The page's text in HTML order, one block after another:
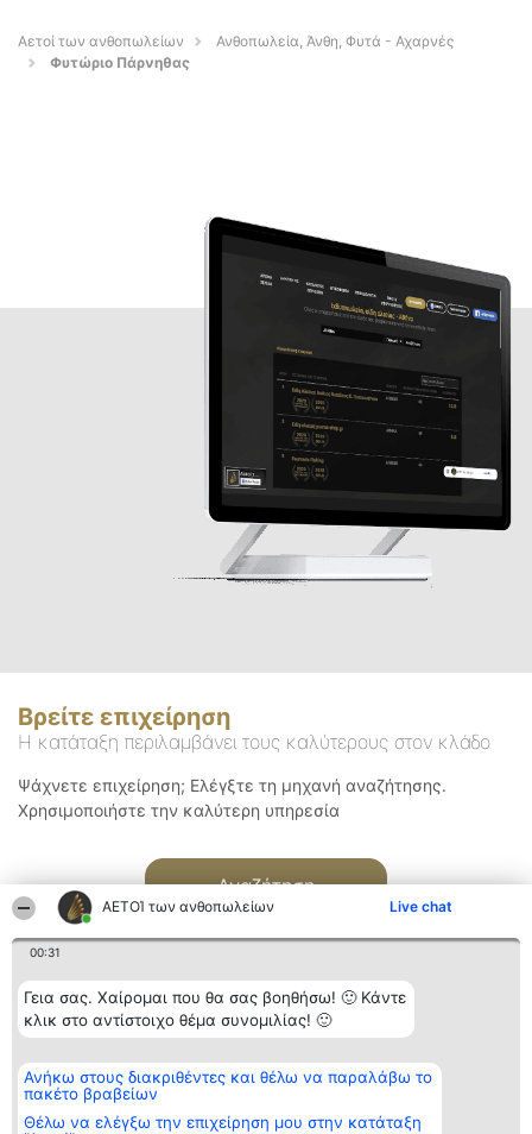
ΑΕΤΟΊ των ανθοπωλείων Live chat
00:31
Γεια σας. Χαίρομαι που θα σας βοηθήσω! 🙂 Κάντε
κλικ στο αντίστοιχο θέμα συνομιλίας! 🙂
Ανήκω στους διακριθέντες και θέλω να παραλάβω το
πακέτο βραβείων
Θέλω να ελέγξω την επιχείρηση μου στην κατάταξη
Αετοί των ανθοπωλείων
Ανθοπωλεία, Άνθη, Φυτά - Αχαρνές
Φυτώριο Πάρνηθας
Βρείτε επιχείρηση
Η κατάταξη περιλαμβάνει τους καλύτερους στον κλάδο
Ψάχνετε επιχείρηση; Ελέγξτε τη μηχανή αναζήτησης.
Χρησιμοποιήστε την καλύτερη υπηρεσία
Αναζήτηση
Διοργανωτής της
κατάταξης
BEAUTIFUL COMPANY
ΤΗΛ. ΕΠΙΚΟΙΝΩΝΙΑΣ:
Κατάταξη
Διακριθέντες
των
διακριθέντων
Επικοινωνία
Επικοινωνία